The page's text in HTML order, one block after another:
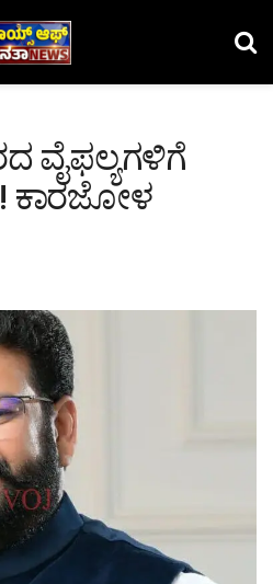
ವೈಫಲ್ಯಗಳಿಗೆ
ಕಾರಜೋಳ